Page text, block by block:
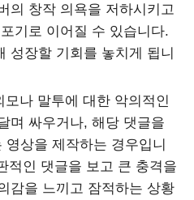
의 창작 의욕을 저하시키고
기로 이어질 수 있습니다.
성장할 기회를 놓치게 됩니
모나 말투에 대한 악의적인
며 싸우거나, 해당 댓글을
영상을 제작하는 경우입니
적인 댓글을 보고 큰 충격을
감을 느끼고 잠적하는 상황